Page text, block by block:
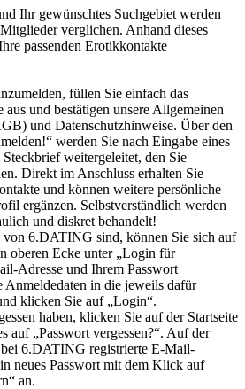
Ihr gewünschtes Suchgebiet werden
verglichen. Anhand dieses
passenden Erotikkontakte
füllen Sie einfach das
aus und bestätigen unsere Allgemeinen
und Datenschutzhinweise. Über den
werden Sie nach Eingabe eines
weitergeleitet, den Sie
Direkt im Anschluss erhalten Sie
und können weitere persönliche
ergänzen. Selbstverständlich werden
und diskret behandelt!
6.DATING sind, können Sie sich auf
oberen Ecke unter „Login für
Adresse und Ihrem Passwort
Anmeldedaten in die jeweils dafür
klicken Sie auf „Login“.
haben, klicken Sie auf der Startseite
auf „Passwort vergessen?“. Auf der
bei 6.DATING registrierte E-Mail-
neues Passwort mit dem Klick auf
an.